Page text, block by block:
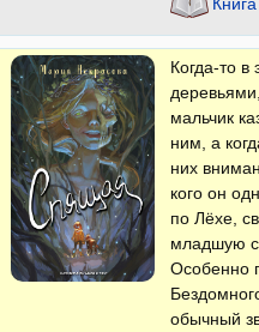
Когда-то в
мальчик
ним, а
них
кого он
по Лёхе,
младшую
Особенно
обычный